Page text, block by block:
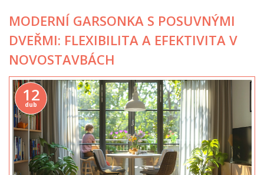
MODERNÍ GARSONKA S POSUVNÝMI
DVEŘMI: FLEXIBILITA A EFEKTIVITA V
NOVOSTAVBÁCH
12
dub